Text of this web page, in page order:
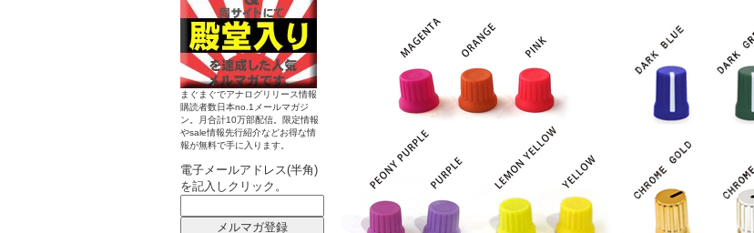
まぐまぐでアナログリリース情報
購読者数日本no.1メールマガジ
ン。月合計10万部配信。限定情報
やsale情報先行紹介などお得な情
報が無料で手に入ります。
電子メールアドレス(半角)
を記入しクリック。